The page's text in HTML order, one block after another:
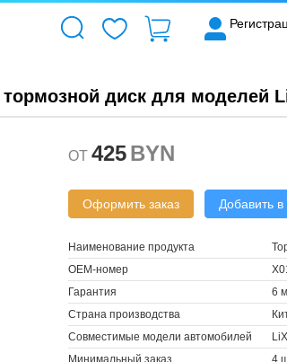
диск для моделей
OT 425BYN
Оформить заказ Добавить в
Наименование продукта
OEM-номер
Гарантия
6
Страна производства
Совместимые модели автомобилей
Минимальный заказ
4